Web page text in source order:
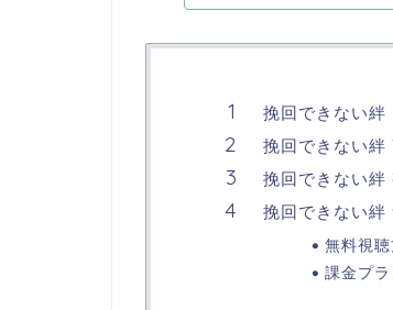
挽回できない絆
挽回できない絆
挽回できない絆
挽回できない絆
無料視
課金プ